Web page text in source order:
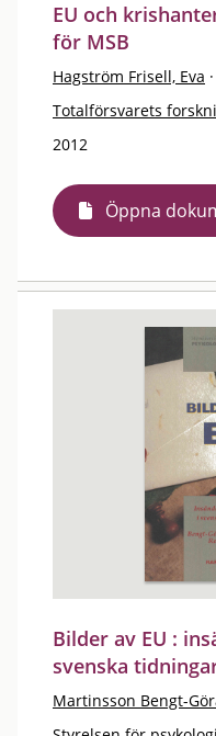
EU och
för MSB
Hagström Frisell, Eva ·
Totalförsvarets
2012
Öppna
Bilder av EU :
svenska
Martinsson Bengt-